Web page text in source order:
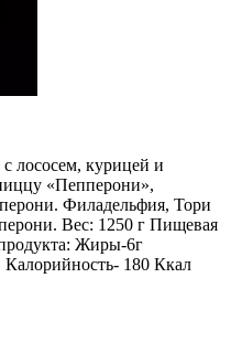
лососем, курицей и
«Пепперони»,
Филадельфия, Тори
Вес: 1250 г Пищевая
Жиры-6г
Калорийность- 180 Ккал